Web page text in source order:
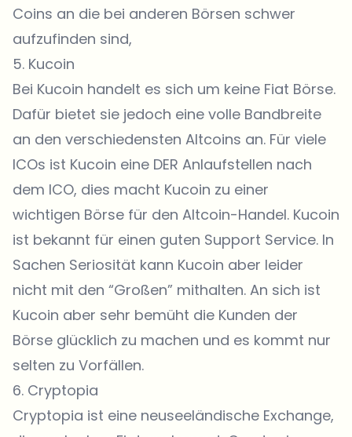
Coins an die bei anderen Börsen schwer
aufzufinden sind,
5. Kucoin
Bei Kucoin handelt es sich um keine Fiat Börse.
Dafür bietet sie jedoch eine volle Bandbreite
an den verschiedensten Altcoins an. Für viele
ICOs ist Kucoin eine DER Anlaufstellen nach
dem ICO, dies macht Kucoin zu einer
wichtigen Börse für den Altcoin-Handel. Kucoin
ist bekannt für einen guten Support Service. In
Sachen Seriosität kann Kucoin aber leider
nicht mit den “Großen” mithalten. An sich ist
Kucoin aber sehr bemüht die Kunden der
Börse glücklich zu machen und es kommt nur
selten zu Vorfällen.
6. Cryptopia
Cryptopia ist eine neuseeländische Exchange,